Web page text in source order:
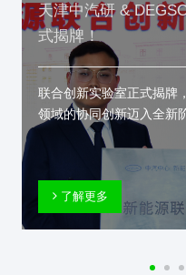
天津中汽研 &
式揭牌！
联合创新实验室正式揭牌
领域的协同创新迈入全新
了解更多